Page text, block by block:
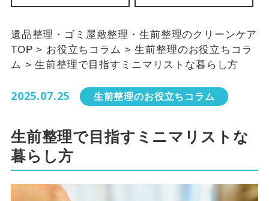
遺品整理・ゴミ屋敷整理・生前整理のクリーンケア
TOP > お役立ちコラム >生前整理のお役立ちコラ
ム >生前整理で目指すミニマリストな暮らし方
2025.07.25 生前整理のお役立ちコラム
生前整理で目指すミニマリストな
暮らし方